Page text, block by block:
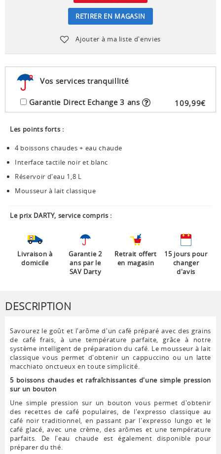
RETIRER EN MAGASIN
Ajouter à ma liste d'envies
Vos services tranquillité
Garantie Direct Echange 3 ans 109,99€
Les points forts :
4 boissons chaudes + eau chaude
Interface tactile noir et blanc
Réservoir d'eau 1,8 L
Mousseur à lait classique
Le prix DARTY, service compris :
Livraison à
domicile
Garantie 2
ans par le
SAV Darty
Retrait offert
en magasin
15 jours pour
changer
d'avis
DESCRIPTION
Savourez le goût et l'arôme d'un café préparé avec des grains
de café frais, à une température parfaite, grâce à notre
système intelligent de préparation du café. Le mousseur à lait
classique vous permet d'obtenir un cappuccino ou un latte
macchiato onctueux en toute simplicité.
5 boissons chaudes et rafraîchissantes d'une simple pression
sur un bouton
Une simple pression sur un bouton vous permet d'obtenir
des recettes de café populaires, de l'expresso classique au
café noir traditionnel, en passant par l'expresso lungo et le
café glacé, avec une crème, des arômes et une température
parfaits. De l'eau chaude est également disponible pour
préparer du thé.